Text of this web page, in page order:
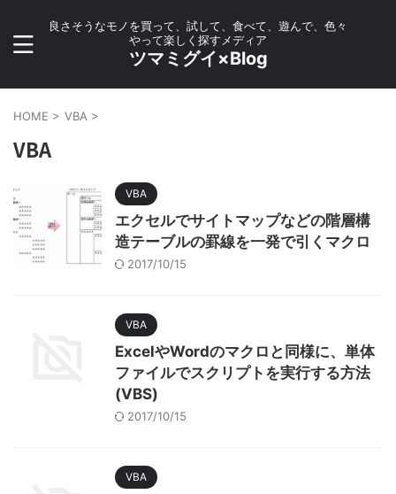
良さそうなモノを買って、試して、食べて、遊んで、色々
やって楽しく探すメディア
ツマミグイ×Blog
HOME > VBA >
VBA
VBA
エクセルでサイトマップなどの階層構
造テーブルの罫線を一発で引くマクロ
2017/10/15
VBA
ExcelやWordのマクロと同様に、単体
ファイルでスクリプトを実行する方法
(VBS)
2017/10/15
VBA